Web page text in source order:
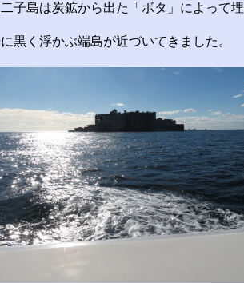
子島は炭鉱から出た「ボタ」によって
黒く浮かぶ端島が近づいてきました。